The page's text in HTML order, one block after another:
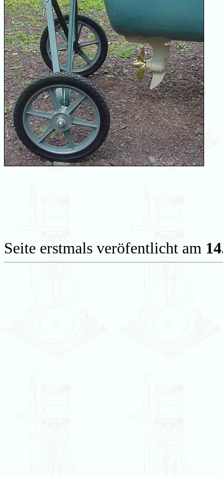
Seite erstmals veröfentlicht am